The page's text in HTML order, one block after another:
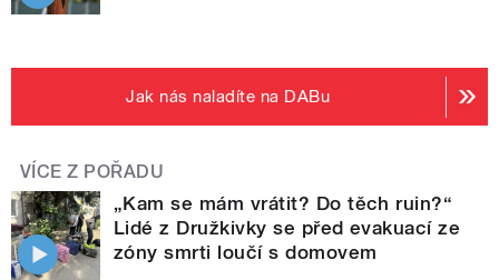
Jak nás naladíte na DABu
VÍCE Z POŘADU
„Kam se mám vrátit? Do těch ruin?“
Lidé z Družkivky se před evakuací ze
zóny smrti loučí s domovem